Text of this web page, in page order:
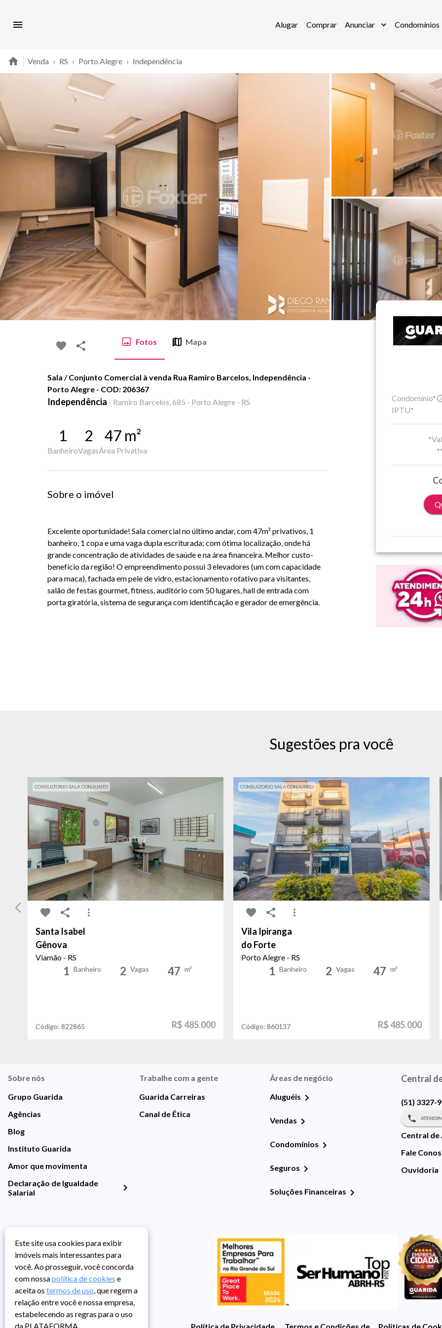
Alugar Comprar Anunciar Condomínios
Venda › RS › Porto Alegre › Independência
Fotos Mapa
Sala / Conjunto Comercial à venda Rua Ramiro Barcelos, Independência -
Porto Alegre - COD: 206367
Independência - Ramiro Barcelos, 685 - Porto Alegre - RS
1
Banheiro
2
Vagas
47 m²
Área Privativa
Sobre o imóvel
Excelente oportunidade! Sala comercial no último andar, com 47m² privativos, 1
banheiro, 1 copa e uma vaga dupla escriturada; com ótima localização, onde há
grande concentração de atividades de saúde e na área financeira. Melhor custo-
benefício da região! O empreendimento possui 3 elevadores (um com capacidade
para maca), fachada em pele de vidro, estacionamento rotativo para visitantes,
salão de festas gourmet, fitness, auditório com 50 lugares, hall de entrada com
porta giratória, sistema de segurança com identificação e gerador de emergência.
Condomínio*
IPTU*
Sugestões pra você
CONSULTORIO SALA CONJUNTO
Santa Isabel
Gênova
Viamão - RS
1 Banheiro 2 Vagas 47 m²
Código: 822865 R$ 485.000
CONSULTORIO SALA CONJUNTO
Vila Ipiranga
do Forte
Porto Alegre - RS
1 Banheiro 2 Vagas 47 m²
Código:860137 R$ 485.000
Sobre nós
Grupo Guarida
Agências
Blog
Instituto Guarida
Amor que movimenta
Declaração de Igualdade
Salarial
Trabalhe com a gente
Guarida Carreiras
Canal de Ética
Áreas de negócio
Aluguéis
Vendas
Condomínios
Seguros
Soluções Financeiras
Central
(51) 3327-
Central de
Fale
Ouvidoria
Política de Privacidade Termos e Condições de UsoPolíticas de
Este site usa cookies para exibir
imóveis mais interessantes para
você. Ao prosseguir, você concorda
com nossapolítica de cookies e
aceita os termos de uso, que regem a
relação entre você e nossa empresa,
estabelecendo as regras para o uso
da PLATAFORMA.